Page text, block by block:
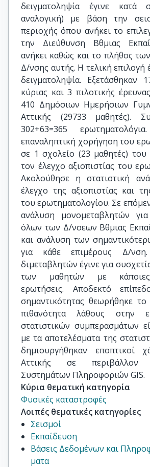
δειγματοληψία έγινε κατά
αναλογική) με βάση την
περιοχής όπου ανήκει το
την Διεύθυνση Βθμιας
ανήκει καθώς και το πλήθος
Δ/νσης αυτής. Η τελική επιλογή
δειγματοληψία. Εξετάσθηκαν
κύριας και 3 πιλοτικής
410 Δημόσιων Ημερήσιων
Αττικής (29733 μαθητές).
302+63=365
επαναληπτική χορήγηση του
σε 1 σχολείο (23 μαθητές) του
τον έλεγχο αξιοπιστίας του
Ακολούθησε η στατιστική
έλεγχο της αξιοπιστίας και
του ερωτηματολογίου. Σε
ανάλυση μονομεταβλητών
όλων των Δ/νσεων Βθμιας
και ανάλυση των
για κάθε επιμέρους Δ/
διμεταβλητών έγινε για
των μαθητών με κάποιες
ερωτήσεις. Αποδεκτό
σημαντικότητας θεωρήθηκε
πιθανότητα λάθους στην
στατιστικών συμπερασμάτων
με τα αποτελέσματα της
δημιουργήθηκαν εποπτικοί
Αττικής σε περιβάλλον
Συστημάτων Πληροφοριών GIS.
Κύρια θεματική κατηγορία
Φυσικές καταστροφές
Λοιπές θεματικές κατηγορίες
Σεισμοί
Εκπαίδευση
Βάσεις Δεδομένων και
ματα